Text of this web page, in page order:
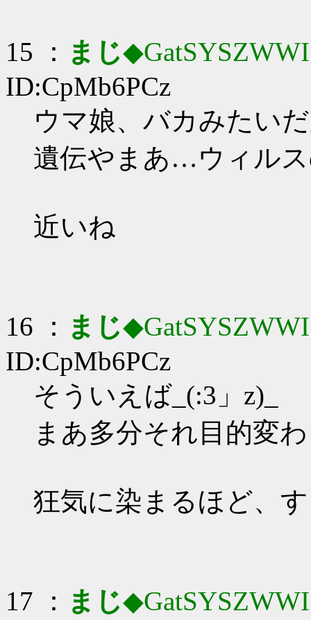
15 ： まじ◆GatSYSZWWI
ID:CpMb6PCz
ウマ娘、バカみたい
遺伝やまあ…ウィル
近いね
16 ： まじ◆GatSYSZWWI
ID:CpMb6PCz
そういえば_(:3」z)_
まあ多分それ目的変
狂気に染まるほど、
17 ： まじ◆GatSYSZWWI